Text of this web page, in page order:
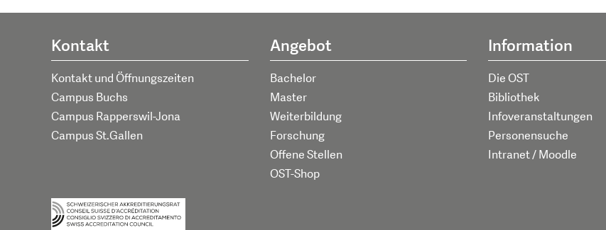
Kontakt
Kontakt und Öffnungszeiten
Campus Buchs
Campus Rapperswil-Jona
Campus St.Gallen
Angebot
Bachelor
Master
Weiterbildung
Forschung
Offene Stellen
OST-Shop
Information
Die OST
Bibliothek
Infoveranstaltungen
Personensuche
Intranet / Moodle